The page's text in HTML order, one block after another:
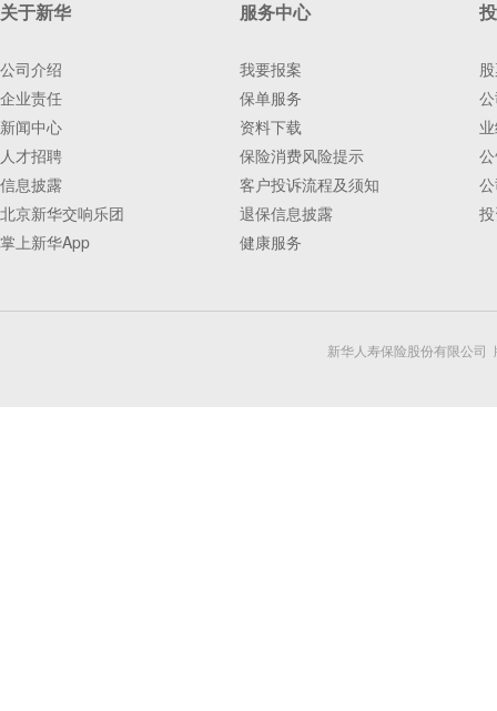
关于新华
公司介绍
企业责任
新闻中心
人才招聘
信息披露
北京新华交响乐团
掌上新华App
服务中心
我要报案
保单服务
资料下载
保险消费风险提示
客户投诉流程及须知
退保信息披露
健康服务
新华人寿保险股份有限公